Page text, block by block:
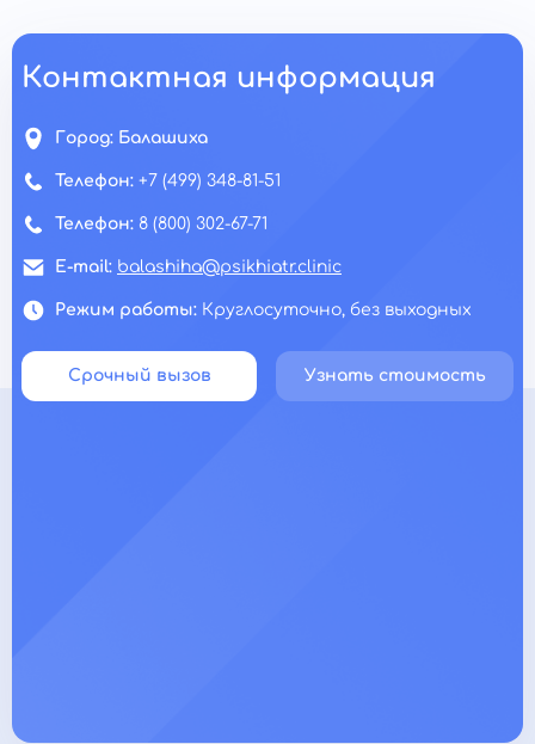
Контактная информация
Город: Балашиха
Телефон: +7 (499) 348-81-51
Телефон: 8 (800) 302-67-71
E-mail: balashiha@psikhiatr.clinic
Режим работы: Круглосуточно, без выходных
Срочный вызов Узнать стоимость